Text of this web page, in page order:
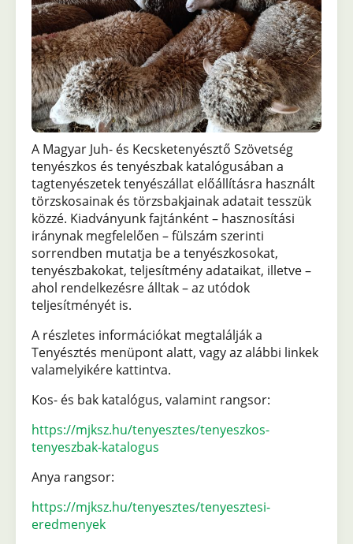
A Magyar Juh- és Kecsketenyésztő Szövetség
tenyészkos és tenyészbak katalógusában a
tagtenyészetek tenyészállat előállításra használt
törzskosainak és törzsbakjainak adatait tesszük
közzé. Kiadványunk fajtánként – hasznosítási
iránynak megfelelően – fülszám szerinti
sorrendben mutatja be a tenyészkosokat,
tenyészbakokat, teljesítmény adataikat, illetve –
ahol rendelkezésre álltak – az utódok
teljesítményét is.
A részletes információkat megtalálják a
Tenyésztés menüpont alatt, vagy az alábbi linkek
valamelyikére kattintva.
Kos- és bak katalógus, valamint rangsor:
https://mjksz.hu/tenyesztes/tenyeszkos-
tenyeszbak-katalogus
Anya rangsor:
https://mjksz.hu/tenyesztes/tenyesztesi-
eredmenyek